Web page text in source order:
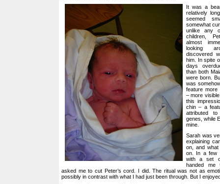
It was a
relatively
seemed
somewhat
unlike any
children,
almost
looking
discovered
him. In spite
days
than both
were born.
was
feature more
– more
this
chin – a
attributed
genes, while
mine.
Sarah was
explaining
on, and
on. In a few
with a set
handed me
asked me to cut Peter’s cord. I did. The ritual was not as
possibly in contrast with what I had just been through. But I